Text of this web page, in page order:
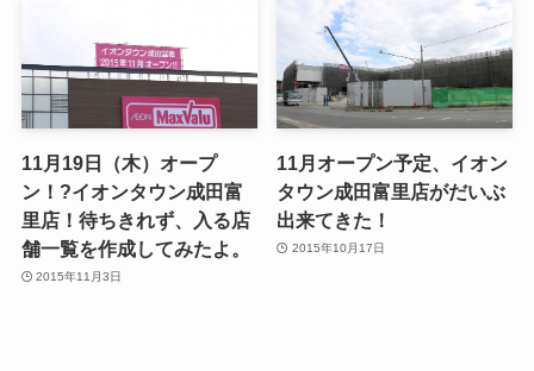
11月19日（木）オープ
ン！?イオンタウン成田富
里店！待ちきれず、入る店
舗一覧を作成してみたよ。
2015年11月3日
11月オープン予定、イオン
タウン成田富里店がだいぶ
出来てきた！
2015年10月17日